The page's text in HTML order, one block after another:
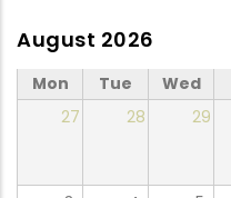
August 2026
Mon Tue Wed
27
28 29